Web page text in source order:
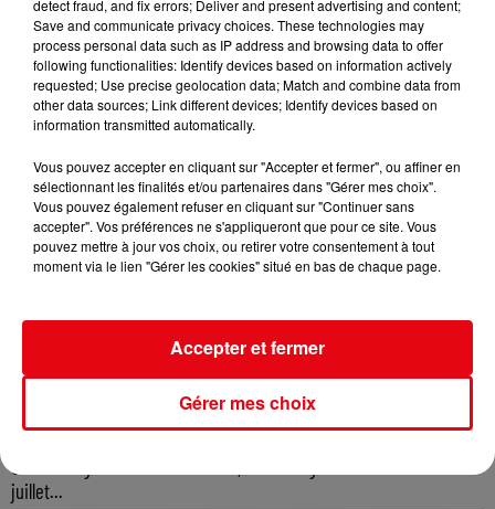
Cambriolages : une hausse de 5,8 % enregistrée en France en
juillet...
detect fraud, and fix errors; Deliver and present advertising and content;
Save and communicate privacy choices. These technologies may
process personal data such as IP address and browsing data to offer
following functionalities: Identify devices based on information actively
requested; Use precise geolocation data; Match and combine data from
other data sources; Link different devices; Identify devices based on
information transmitted automatically.
Vous pouvez accepter en cliquant sur "Accepter et fermer", ou affiner en
sélectionnant les finalités et/ou partenaires dans "Gérer mes choix".
Vous pouvez également refuser en cliquant sur "Continuer sans
accepter". Vos préférences ne s'appliqueront que pour ce site. Vous
pouvez mettre à jour vos choix, ou retirer votre consentement à tout
moment via le lien "Gérer les cookies" situé en bas de chaque page.
Gérer mes choix
Accepter et fermer